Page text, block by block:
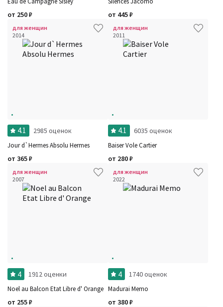
от 250₽ от 445₽
для женщин
2014
4.1 2985 оценок
Jour d`Hermes Absolu Hermes
от 365₽
для женщин
2011
4.1 6035 оценок
Baiser Vole Cartier
от 280₽
для женщин
2007
4 1912 оценки
Noel au Balcon Etat Libre d' Orange
от 255₽
для женщин
2022
4 1740 оценок
Madurai Memo
от 380₽